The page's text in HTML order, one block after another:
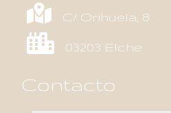
C/ Orihuela, 8
03203 Elche
Contacto